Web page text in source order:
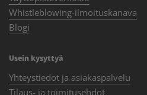
Whistleblowing-ilmoituskanava
Blogi
Usein kysyttyä
Yhteystiedot ja asiakaspalvelu
Tilaus- ja toimitusehdot